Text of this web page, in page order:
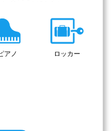
アノ ロッカー